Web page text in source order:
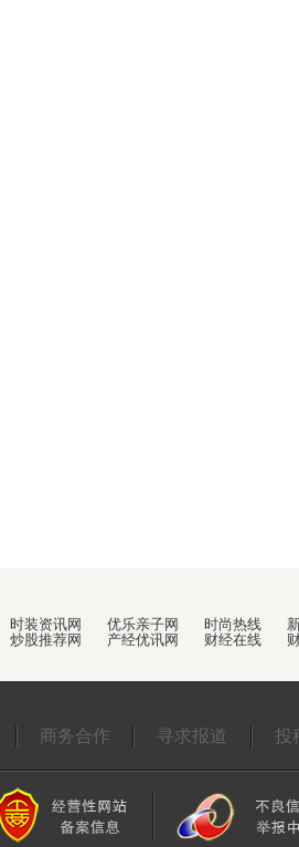
时装资讯网 优乐亲子网 时尚热线
炒股推荐网 产经优讯网 财经在线
商务合作 寻求报道 投